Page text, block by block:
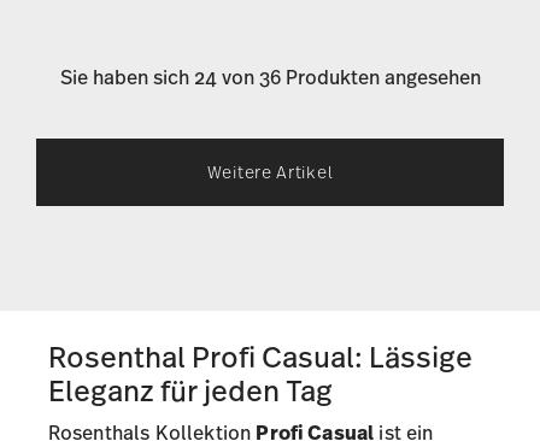
Sie haben sich 24 von 36 Produkten angesehen
Weitere Artikel
Rosenthal Profi Casual: Lässige
Eleganz für jeden Tag
Rosenthals Kollektion Profi Casual ist ein